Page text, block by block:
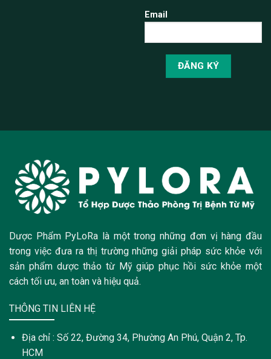
Email
Dược Phẩm PyLoRa là một trong những đơn vị hàng đầu
trong việc đưa ra thị trường những giải pháp sức khỏe với
sản phẩm dược thảo từ Mỹ giúp phục hồi sức khỏe một
cách tối ưu, an toàn và hiệu quả.
THÔNG TIN LIÊN HỆ
Địa chỉ : Số 22, Đường 34, Phường An Phú, Quận 2, Tp.
HCM